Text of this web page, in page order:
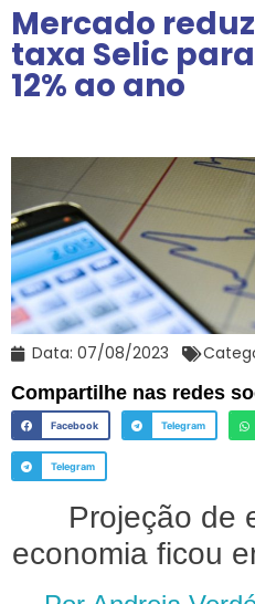
Mercado
taxa Selic
12% ao ano
Data: 07/08/2023
Compartilhe nas redes
Facebook Telegram
Telegram
Projeção de
economia ficou